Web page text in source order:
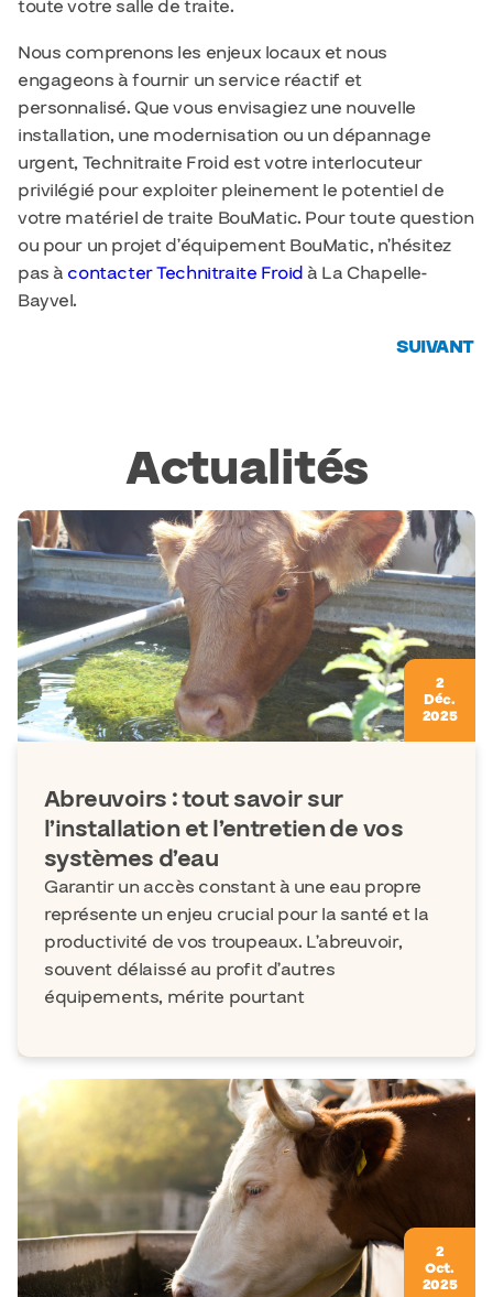
toute votre salle de traite.
Nous comprenons les enjeux locaux et nous
engageons à fournir un service réactif et
personnalisé. Que vous envisagiez une nouvelle
installation, une modernisation ou un dépannage
urgent, Technitraite Froid est votre interlocuteur
privilégié pour exploiter pleinement le potentiel de
votre matériel de traite BouMatic. Pour toute question
ou pour un projet d’équipement BouMatic, n’hésitez
pas à contacter Technitraite Froidà La Chapelle-
Bayvel.
SUIVANT
Actualités
2
Déc.
2025
Abreuvoirs : tout savoir sur
l’installation et l’entretien de vos
systèmes d’eau
Garantir un accès constant à une eau propre
représente un enjeu crucial pour la santé et la
productivité de vos troupeaux. L’abreuvoir,
souvent délaissé au profit d’autres
équipements, mérite pourtant
2
Oct.
2025